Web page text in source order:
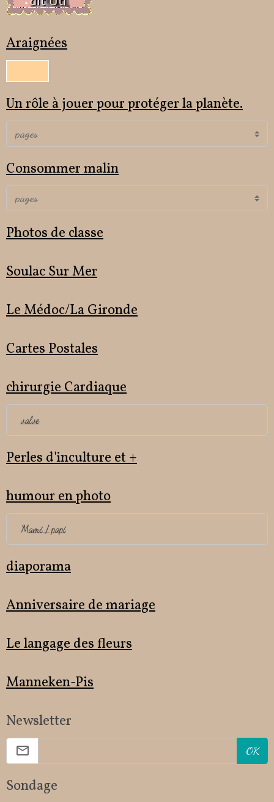
Araignées
Un rôle à jouer pour protéger la planète.
Consommer malin
Photos de classe
Soulac Sur Mer
Le Médoc/La Gironde
Cartes Postales
chirurgie Cardiaque
valve
Perles d'inculture et +
humour en photo
Mami / papi
diaporama
Anniversaire de mariage
Le langage des fleurs
Manneken-Pis
Newsletter
OK
Sondage